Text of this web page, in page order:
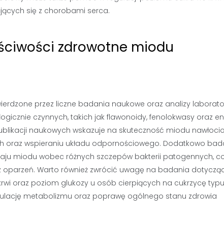
się z chorobami serca.
zdrowotne miodu
przez liczne badania naukowe oraz analizy
czynnych, takich jak flawonoidy, fenolokwasy oraz
naukowych wskazuje na skuteczność miodu
wspieraniu układu odpornościowego. Dodatkowo
miodu wobec różnych szczepów bakterii patogennych,
Warto również zwrócić uwagę na badania
oraz poziom glukozy u osób cierpiących na cukrzycę
metabolizmu oraz poprawę ogólnego stanu zdrowia